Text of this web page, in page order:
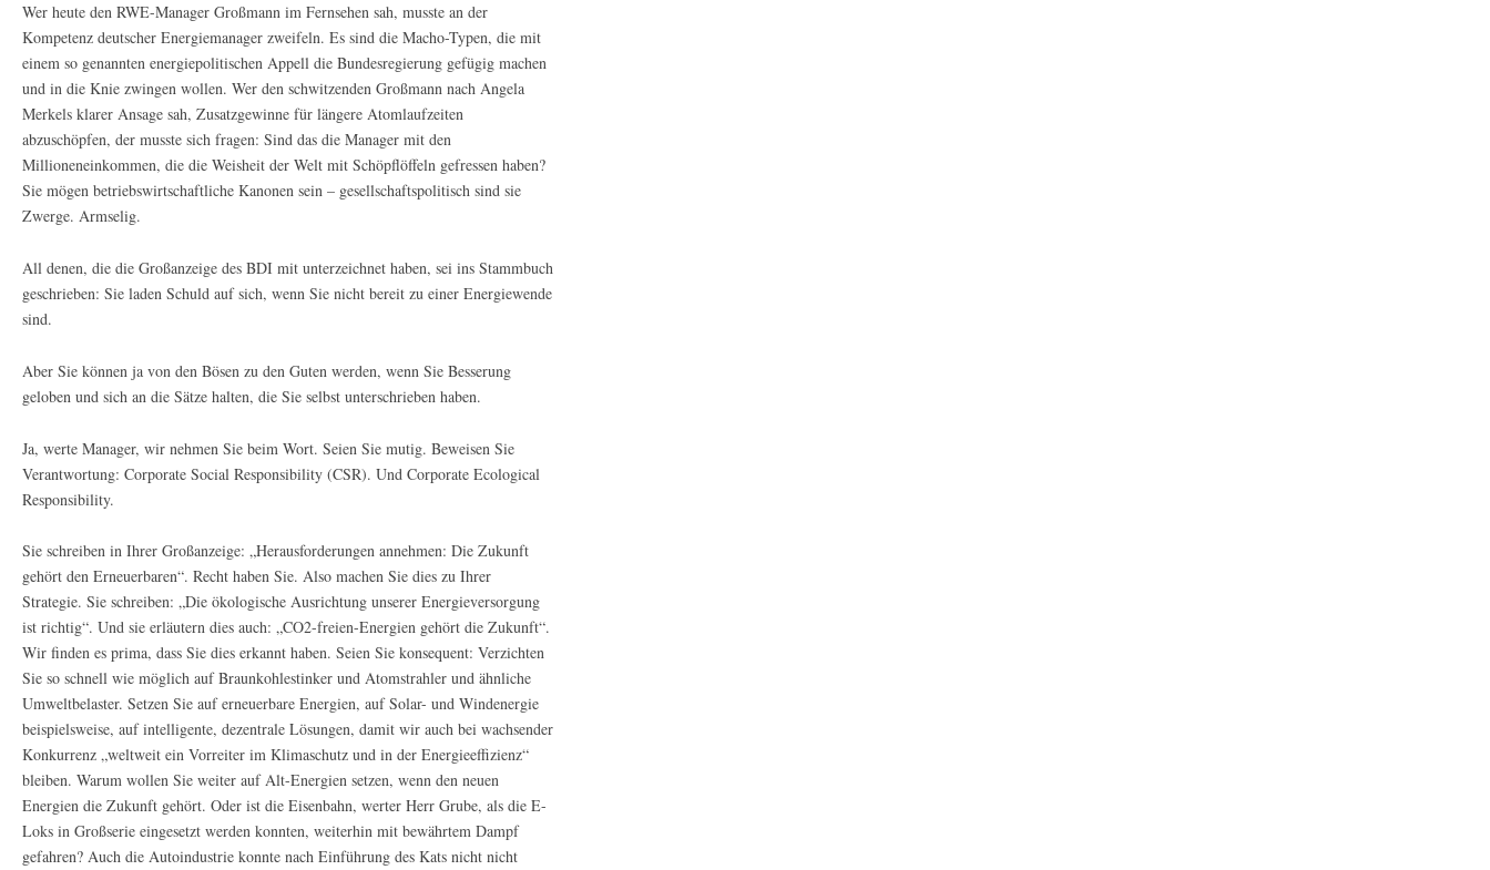
Wer heute den RWE-Manager Großmann im Fernsehen sah, musste an der
Kompetenz deutscher Energiemanager zweifeln. Es sind die Macho-Typen, die mit
einem so genannten energiepolitischen Appell die Bundesregierung gefügig machen
und in die Knie zwingen wollen. Wer den schwitzenden Großmann nach Angela
Merkels klarer Ansage sah, Zusatzgewinne für längere Atomlaufzeiten
abzuschöpfen, der musste sich fragen: Sind das die Manager mit den
Millioneneinkommen, die die Weisheit der Welt mit Schöpflöffeln gefressen haben?
Sie mögen betriebswirtschaftliche Kanonen sein – gesellschaftspolitisch sind sie
Zwerge. Armselig.
All denen, die die Großanzeige des BDI mit unterzeichnet haben, sei ins Stammbuch
geschrieben: Sie laden Schuld auf sich, wenn Sie nicht bereit zu einer Energiewende
sind.
Aber Sie können ja von den Bösen zu den Guten werden, wenn Sie Besserung
geloben und sich an die Sätze halten, die Sie selbst unterschrieben haben.
Ja, werte Manager, wir nehmen Sie beim Wort. Seien Sie mutig. Beweisen Sie
Verantwortung: Corporate Social Responsibility (CSR). Und Corporate Ecological
Responsibility.
Sie schreiben in Ihrer Großanzeige: „Herausforderungen annehmen: Die Zukunft
gehört den Erneuerbaren“. Recht haben Sie. Also machen Sie dies zu Ihrer
Strategie. Sie schreiben: „Die ökologische Ausrichtung unserer Energieversorgung
ist richtig“. Und sie erläutern dies auch: „CO2-freien-Energien gehört die Zukunft“.
Wir finden es prima, dass Sie dies erkannt haben. Seien Sie konsequent: Verzichten
Sie so schnell wie möglich auf Braunkohlestinker und Atomstrahler und ähnliche
Umweltbelaster. Setzen Sie auf erneuerbare Energien, auf Solar- und Windenergie
beispielsweise, auf intelligente, dezentrale Lösungen, damit wir auch bei wachsender
Konkurrenz „weltweit ein Vorreiter im Klimaschutz und in der Energieeffizienz“
bleiben. Warum wollen Sie weiter auf Alt-Energien setzen, wenn den neuen
Energien die Zukunft gehört. Oder ist die Eisenbahn, werter Herr Grube, als die E-
Loks in Großserie eingesetzt werden konnten, weiterhin mit bewährtem Dampf
gefahren? Auch die Autoindustrie konnte nach Einführung des Kats nicht nicht